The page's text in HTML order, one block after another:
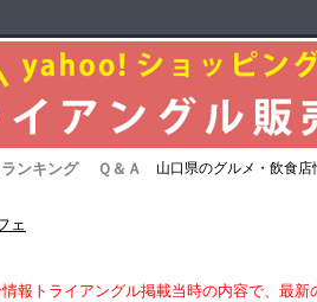
ンキング Ｑ＆Ａ
山口県のグルメ・飲食
ェ
報トライアングル掲載当時の内容で、最新